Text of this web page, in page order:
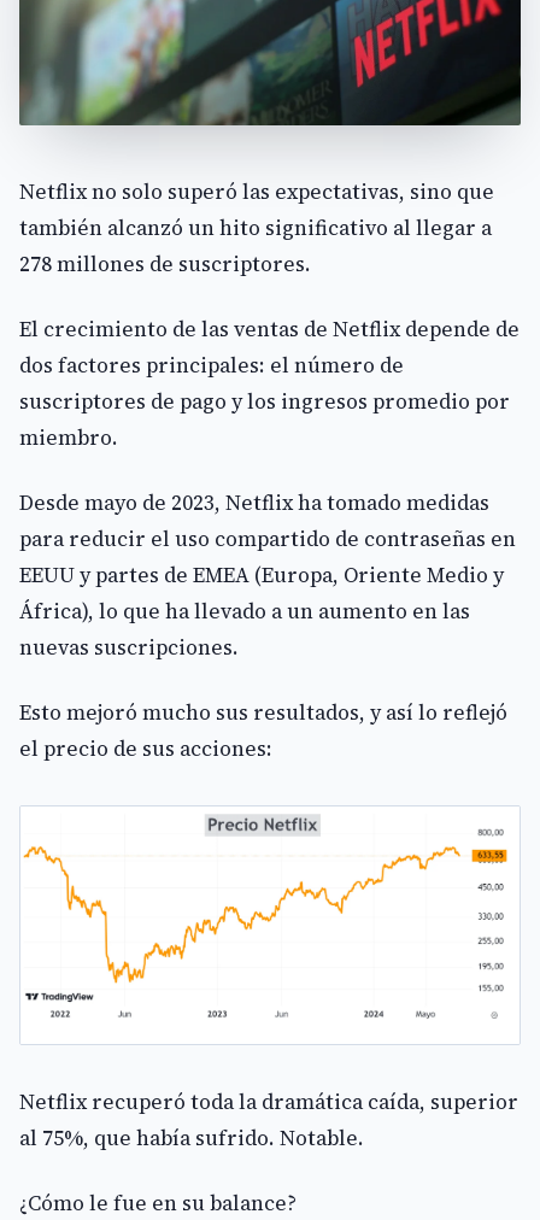
Netflix no solo superó las expectativas, sino que
también alcanzó un hito significativo al llegar a
278 millones de suscriptores.
El crecimiento de las ventas de Netflix depende de
dos factores principales: el número de
suscriptores de pago y los ingresos promedio por
miembro.
Desde mayo de 2023, Netflix ha tomado medidas
para reducir el uso compartido de contraseñas en
EEUU y partes de EMEA (Europa, Oriente Medio y
África), lo que ha llevado a un aumento en las
nuevas suscripciones.
Esto mejoró mucho sus resultados, y así lo reflejó
el precio de sus acciones:
Netflix recuperó toda la dramática caída, superior
al 75%, que había sufrido. Notable.
¿Cómo le fue en su balance?